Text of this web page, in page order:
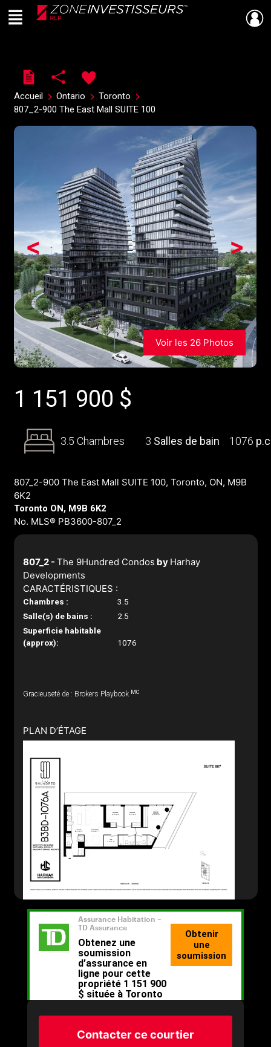
Live
En Direct
Menu
Accueil Ontario
Toronto
807_2-900 The East Mall SUITE 100
>
<
Voir les 26 Photos
1 151 900 $
3.5 Chambres 3 Salles de bain 1076
807_2-900 The East Mall SUITE 100, Toronto, ON, M9B
6K2
Toronto ON, M9B 6K2
No. MLS® PB3600-807_2
807_2 - The 9Hundred Condos by Harhay
Developments
CARACTÉRISTIQUES :
Chambres :
3.5
Salle(s) de bains :
2.5
Superficie habitable
(approx):
1076
Gracieuseté de : Brokers Playbook MC
PLAN D’ÉTAGE
Contacter ce courtier